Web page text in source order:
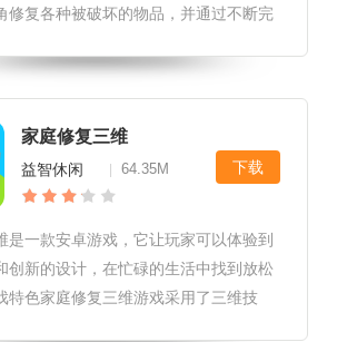
修复各种被破坏的物品，并通过不断完
戏操作简单易上手。游戏玩法1.玩家需
据任务的要求，使
家庭修复三维
益智休闲 64.35M 下载
是一款安卓游戏，它让玩家可以体验到
创新的设计，在忙碌的生活中找到放松
特色家庭修复三维游戏采用了三维技